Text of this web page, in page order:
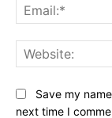
Save my
next time I